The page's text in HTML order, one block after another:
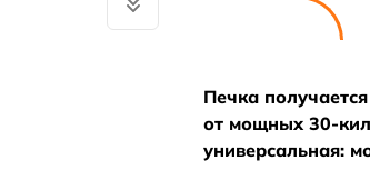
Печка
от мощных
универсальная: